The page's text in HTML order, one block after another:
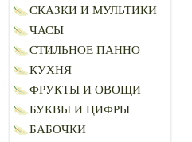
СКАЗКИ И МУЛЬТИКИ
ЧАСЫ
СТИЛЬНОЕ ПАННО
КУХНЯ
ФРУКТЫ И ОВОЩИ
БУКВЫ И ЦИФРЫ
БАБОЧКИ